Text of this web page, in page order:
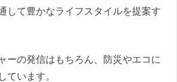
して豊かなライフスタイルを提案す
ーの発信はもちろん、防災やエコに
ています。